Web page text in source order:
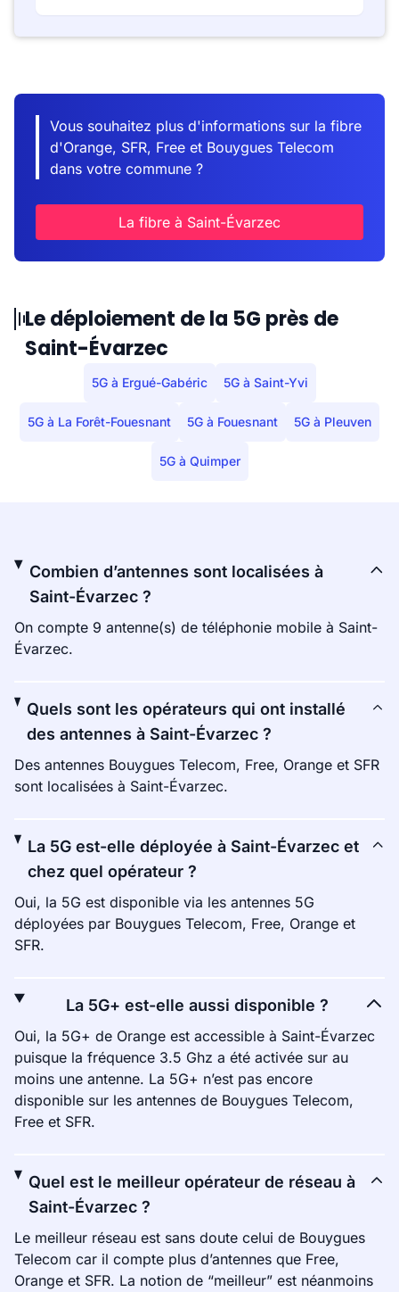
Vous souhaitez plus d'informations sur la fibre
d'Orange, SFR, Free et Bouygues Telecom
dans votre commune ?
La fibre à Saint-Évarzec
Le déploiement de la 5G près de
Saint-Évarzec
5G à Ergué-Gabéric 5G à Saint-Yvi
5G à La Forêt-Fouesnant 5G à Fouesnant 5G à Pleuven
5G à Quimper
Combien d’antennes sont localisées à
Saint-Évarzec ?
On compte 9 antenne(s) de téléphonie mobile à Saint-
Évarzec.
Quels sont les opérateurs qui ont installé
des antennes à Saint-Évarzec ?
Des antennes Bouygues Telecom, Free, Orange et SFR
sont localisées à Saint-Évarzec.
La 5G est-elle déployée à Saint-Évarzec et
chez quel opérateur ?
Oui, la 5G est disponible via les antennes 5G
déployées par Bouygues Telecom, Free, Orange et
SFR.
La 5G+ est-elle aussi disponible ?
Oui, la 5G+ de Orange est accessible à Saint-Évarzec
puisque la fréquence 3.5 Ghz a été activée sur au
moins une antenne. La 5G+ n’est pas encore
disponible sur les antennes de Bouygues Telecom,
Free et SFR.
Quel est le meilleur opérateur de réseau à
Saint-Évarzec ?
Le meilleur réseau est sans doute celui de Bouygues
Telecom car il compte plus d’antennes que Free,
Orange et SFR. La notion de “meilleur” est néanmoins